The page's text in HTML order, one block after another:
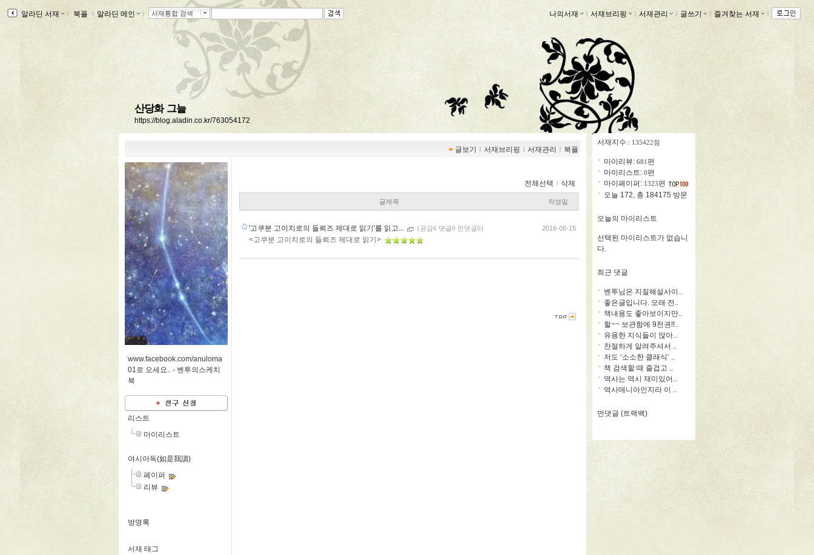
알라딘 서재 ｌ 북플 ｌ 알라딘 메인 ｌ 서재통합 검색 나의서재 ｌ 서재브리핑 ｌ 서재관리 ｌ 글쓰기 ｌ 즐겨찾는 서재 ｌ
산당화 그늘
https://blog.aladin.co.kr/763054172
글보기 ｌ 서재브리핑 ｌ 서재관리 ｌ 북플
www.facebook.com/anuloma
01로 오세요.. - 벤투의스케치
북
리스트
마이리스트
여시아독(如是我讀)
페이퍼
리뷰
방명록
서재 태그
전체선택 ｌ 삭제
글제목 작성일
'고쿠분 고이치로의 들뢰즈 제대로 읽기'를 읽고... (공감6 댓글0 먼댓글0)
<고쿠분 고이치로의 들뢰즈 제대로 읽기>
2016-08-15
서재지수 : 135422점
마이리뷰: 681편
마이리스트: 0편
마이페이퍼: 1323편
오늘 172, 총 184175 방문
오늘의 마이리스트
선택된 마이리스트가 없습니
다.
최근 댓글
벤투님은 지질해설사이..
좋은글입니다. 오래 전..
책내용도 좋아보이지만..
헐~~ 보관함에 9천권!!..
유용한 지식들이 많아..
찬절하게 알려주셔서 ..
저도 ‘소소한 클래식’ ..
책 검색할 때 즐겁고 ..
역사는 역시 재미있어..
역사매니아인지라 이 ..
먼댓글 (트랙백)